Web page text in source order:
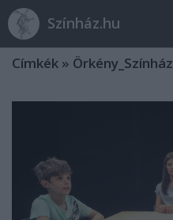
Színház.hu
Címkék » Örkény_Színház